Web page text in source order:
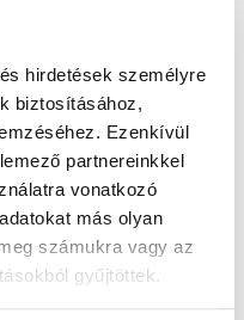
hirdetések személyre
biztosításához,
Ezenkívül
partnereinkkel
vonatkozó
más olyan
számukra vagy az
gyűjtöttek.
are both more secure
to supporting
online accounts
not only
Alliance, we
on their security
governance, and